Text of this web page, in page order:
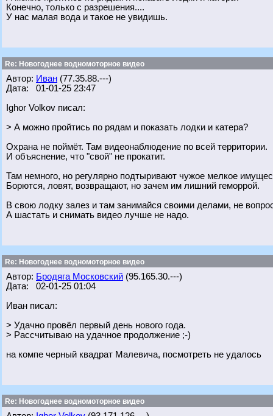
Конечно, только с разрешения....
У нас малая вода и такое не увидишь.
Re: Новогоднее водномоторное видео
Автор: Иван (77.35.88.---)
Дата: 01-01-25 23:47
Ighor Volkov писал:
> А можно пройтись по рядам и показать лодки и катера?
Охрана не поймёт. Там видеонаблюдение по всей территории.
И объяснение, что "свой" не прокатит.
Там немного, но регулярно подтыривают чужое мелкое
Борются, ловят, возвращают, но зачем им лишний геморрой.
В свою лодку залез и там занимайся своими делами, не
А шастать и снимать видео лучше не надо.
Re: Новогоднее водномоторное видео
Автор: Бродяга Московский (95.165.30.---)
Дата: 02-01-25 01:04
Иван писал:
> Удачно провёл первый день нового года.
> Рассчитываю на удачное продолжение ;-)
на компе черный квадрат Малевича, посмотреть не удалось
Re: Новогоднее водномоторное видео